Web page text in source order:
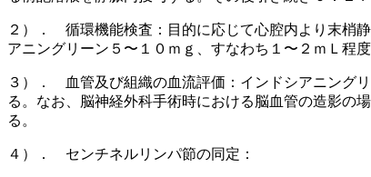
２）． 循環機能検査：目的に応じて心腔内より末梢
アニングリーン５〜１０ｍｇ、すなわち１〜２ｍＬ程
３）． 血管及び組織の血流評価：インドシアニング
る。なお、脳神経外科手術時における脳血管の造影の
る。
４）． センチネルリンパ節の同定：